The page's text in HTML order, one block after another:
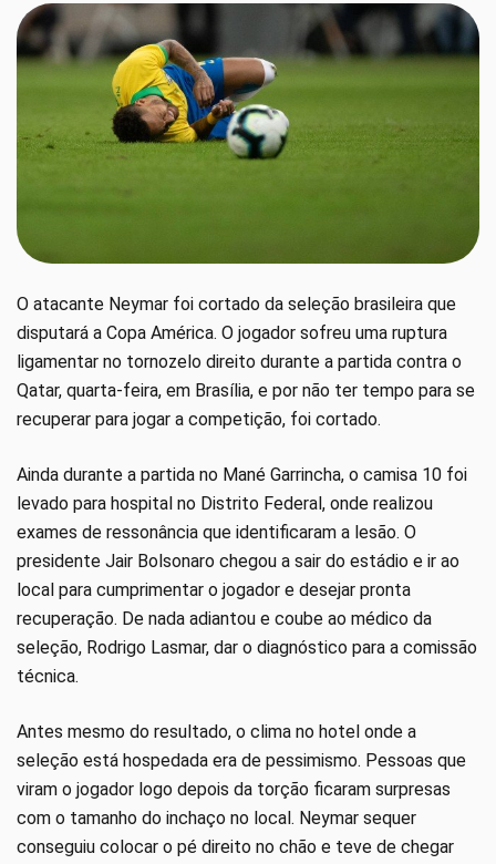
O atacante Neymar foi cortado da seleção brasileira que
disputará a Copa América. O jogador sofreu uma ruptura
ligamentar no tornozelo direito durante a partida contra o
Qatar, quarta-feira, em Brasília, e por não ter tempo para se
recuperar para jogar a competição, foi cortado.
Ainda durante a partida no Mané Garrincha, o camisa 10 foi
levado para hospital no Distrito Federal, onde realizou
exames de ressonância que identificaram a lesão. O
presidente Jair Bolsonaro chegou a sair do estádio e ir ao
local para cumprimentar o jogador e desejar pronta
recuperação. De nada adiantou e coube ao médico da
seleção, Rodrigo Lasmar, dar o diagnóstico para a comissão
técnica.
Antes mesmo do resultado, o clima no hotel onde a
seleção está hospedada era de pessimismo. Pessoas que
viram o jogador logo depois da torção ficaram surpresas
com o tamanho do inchaço no local. Neymar sequer
conseguiu colocar o pé direito no chão e teve de chegar